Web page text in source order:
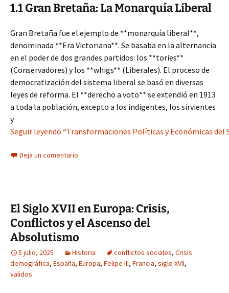
1.1 Gran Bretaña: La Monarquía Liberal
Gran Bretaña fue el ejemplo de **monarquía liberal**,
denominada **Era Victoriana**. Se basaba en la alternancia
en el poder de dos grandes partidos: los **tories**
(Conservadores) y los **whigs** (Liberales). El proceso de
democratización del sistema liberal se basó en diversas
leyes de reforma. El **derecho a voto** se extendió en 1913
a toda la población, excepto a los indigentes, los sirvientes
y
Seguir leyendo “Transformaciones Políticas y Económicas del
Deja un comentario
El Siglo XVII en Europa: Crisis,
Conflictos y el Ascenso del
Absolutismo
5 julio, 2025 Historia conflictos sociales, Crisis
demográfica, España, Europa, Felipe III, Francia, siglo XVII,
validos